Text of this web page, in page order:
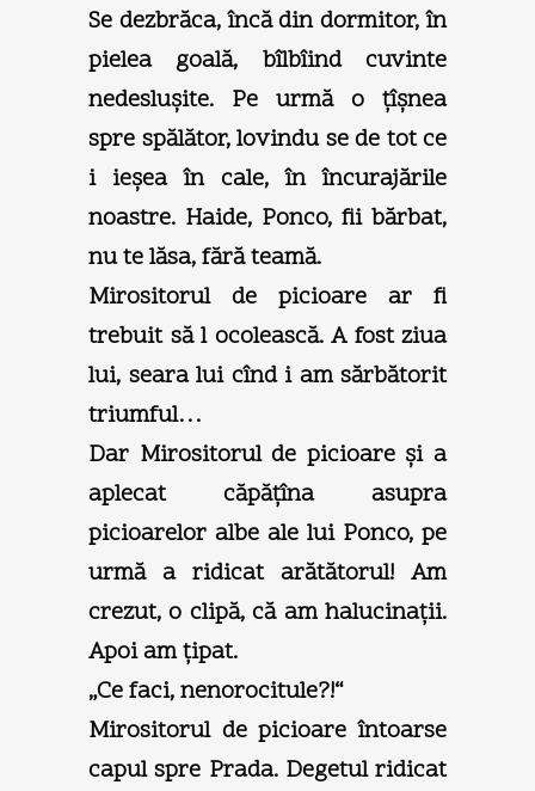
Se dezbrăca, încă din dormitor, în
pielea goală, bîlbîind cuvinte
nedesluşite. Pe urmă o ţîşnea
spre spălător, lovindu se de tot ce
i ieşea în cale, în încurajările
noastre. Haide, Ponco, fii bărbat,
nu te lăsa, fără teamă.
Mirositorul de picioare ar fi
trebuit să l ocolească. A fost ziua
lui, seara lui cînd i am sărbătorit
triumful…
Dar Mirositorul de picioare şi a
aplecat căpăţîna asupra
picioarelor albe ale lui Ponco, pe
urmă a ridicat arătătorul! Am
crezut, o clipă, că am halucinaţii.
Apoi am ţipat.
„Ce faci, nenorocitule?!“
Mirositorul de picioare întoarse
capul spre Prada. Degetul ridicat